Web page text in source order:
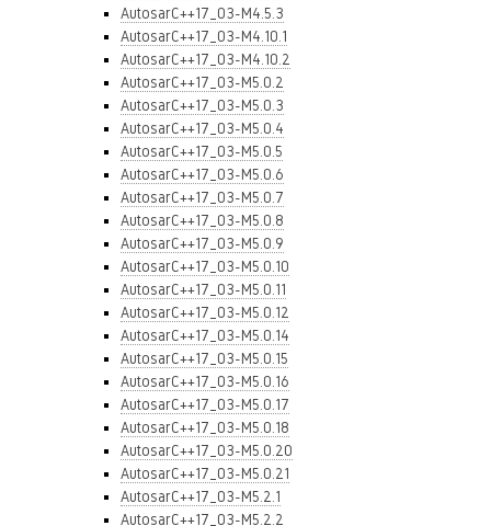
AutosarC++17_03-M4.5.3
AutosarC++17_03-M4.10.1
AutosarC++17_03-M4.10.2
AutosarC++17_03-M5.0.2
AutosarC++17_03-M5.0.3
AutosarC++17_03-M5.0.4
AutosarC++17_03-M5.0.5
AutosarC++17_03-M5.0.6
AutosarC++17_03-M5.0.7
AutosarC++17_03-M5.0.8
AutosarC++17_03-M5.0.9
AutosarC++17_03-M5.0.10
AutosarC++17_03-M5.0.11
AutosarC++17_03-M5.0.12
AutosarC++17_03-M5.0.14
AutosarC++17_03-M5.0.15
AutosarC++17_03-M5.0.16
AutosarC++17_03-M5.0.17
AutosarC++17_03-M5.0.18
AutosarC++17_03-M5.0.20
AutosarC++17_03-M5.0.21
AutosarC++17_03-M5.2.1
AutosarC++17_03-M5.2.2